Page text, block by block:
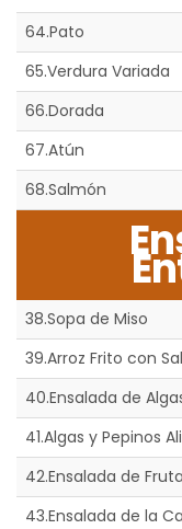
64.Pato
65.Verdura Variada
66.Dorada
67.Atún
68.Salmón
38.Sopa de Miso
39.Arroz Frito con
40.Ensalada de
41.Algas y Pepinos
42.Ensalada de
43.Ensalada de la